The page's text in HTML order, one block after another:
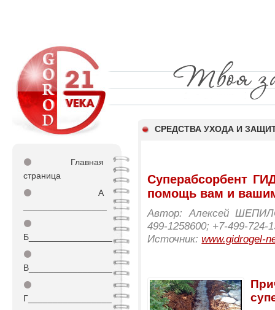
СРЕДСТВА УХОДА И
⚫
Главная
страница
⚫
А
⚫
Б_________________
⚫
В_________________
⚫
Г_________________
Суперабсорбент
помощь вам и
Автор: Алексей
499-1258600; +7-499-724-
Источник:www.gidrogel-